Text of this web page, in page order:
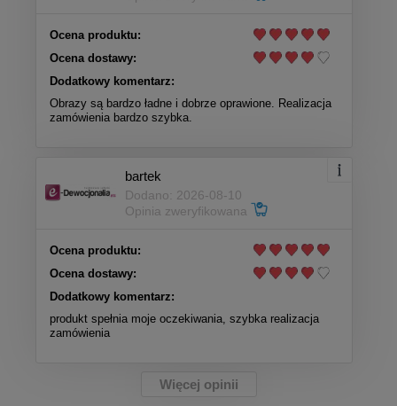
Ocena produktu:
Ocena dostawy:
Dodatkowy komentarz:
Obrazy są bardzo ładne i dobrze oprawione. Realizacja
zamówienia bardzo szybka.
bartek
Dodano: 2026-08-10
Opinia zweryfikowana
Ocena produktu:
Ocena dostawy:
Dodatkowy komentarz:
produkt spełnia moje oczekiwania, szybka realizacja
zamówienia
Więcej opinii